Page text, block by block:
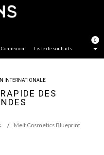
0
Liste de souhaits
Connexion
INTERNATIONALE
DES
Melt Cosmetics Blueprint